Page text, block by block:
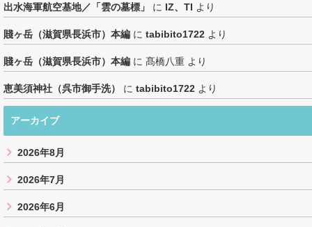
出水海軍航空基地／「雲の墓標」 に IZ、TI より
賤ヶ岳（滋賀県長浜市）本編 に tabibito1722 より
賤ヶ岳（滋賀県長浜市）本編 に 髙橋八重 より
恵美須神社（呉市御手洗） に tabibito1722 より
アーカイブ
2026年8月
2026年7月
2026年6月